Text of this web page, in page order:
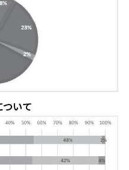
いて